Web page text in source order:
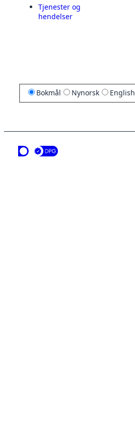
Tjenester og
hendelser
Bokmål Nynorsk English